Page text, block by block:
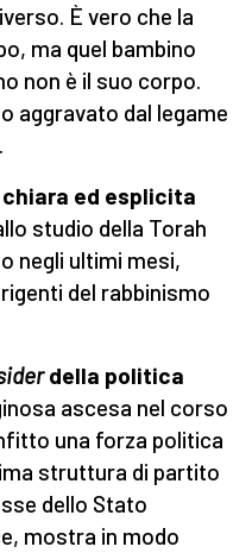
È vero che la
ma quel bambino
non è il suo corpo.
aggravato dal legame
ed esplicita
studio della Torah
negli ultimi mesi,
del rabbinismo
della politica
ascesa nel corso
una forza politica
struttura di partito
dello Stato
mostra in modo